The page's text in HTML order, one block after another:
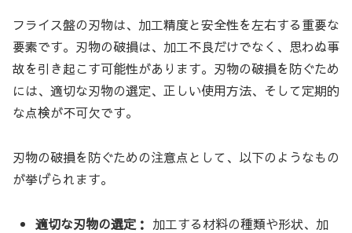
フライス盤の刃物は、加工精度と安全性を左右する重要な
要素です。刃物の破損は、加工不良だけでなく、思わぬ事
故を引き起こす可能性があります。刃物の破損を防ぐため
には、適切な刃物の選定、正しい使用方法、そして定期的
な点検が不可欠です。
刃物の破損を防ぐための注意点として、以下のようなもの
が挙げられます。
適切な刃物の選定： 加工する材料の種類や形状、加